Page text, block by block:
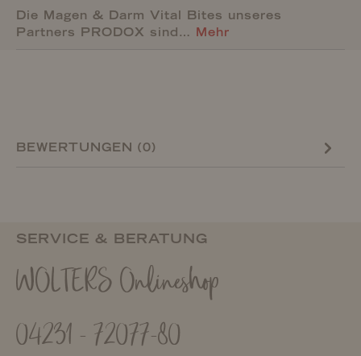
Die Magen & Darm Vital Bites unseres
Partners PRODOX sind… Mehr
BEWERTUNGEN (0)
SERVICE & BERATUNG
WOLTERS Onlineshop
04231 - 72077-80